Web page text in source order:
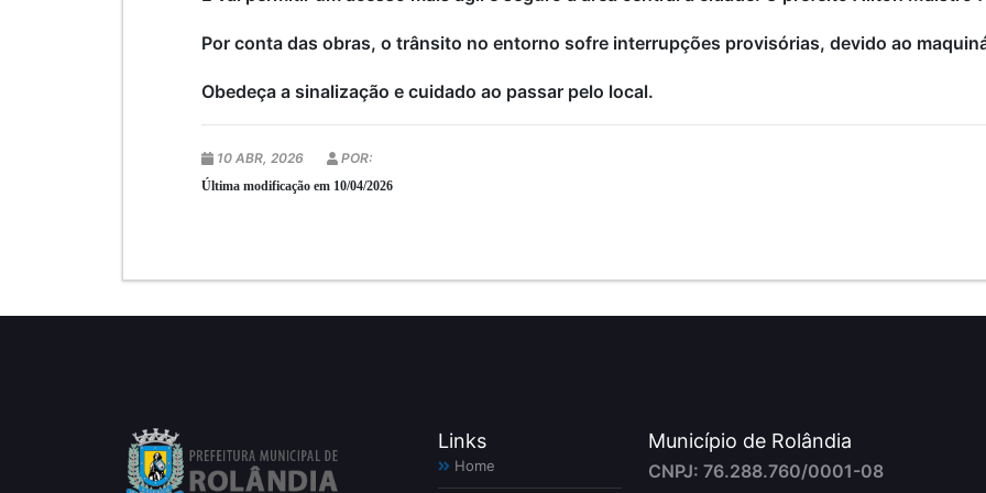
Por conta das obras, o trânsito no entorno sofre interrupções provisórias, devido ao
Obedeça a sinalização e cuidado ao passar pelo local.
10 ABR, 2026 POR:
Última modificação em 10/04/2026
Links
Home
Município de Rolândia
CNPJ: 76.288.760/0001-08